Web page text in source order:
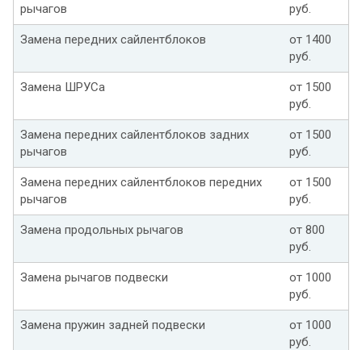
рычагов
руб.
Замена передних сайлентблоков
от 1400
руб.
Замена ШРУСа
от 1500
руб.
Замена передних сайлентблоков задних
рычагов
от 1500
руб.
Замена передних сайлентблоков передних
рычагов
от 1500
руб.
Замена продольных рычагов
от 800
руб.
Замена рычагов подвески
от 1000
руб.
Замена пружин задней подвески
от 1000
руб.